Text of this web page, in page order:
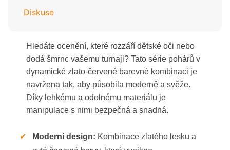
Diskuse
Hledáte ocenění, které rozzáří dětské oči nebo
dodá šmrnc vašemu turnaji? Tato série pohárů v
dynamické zlato-červené barevné kombinaci je
navržena tak, aby působila moderně a svěže.
Díky lehkému a odolnému materiálu je
manipulace s nimi bezpečná a snadná.
✔ Moderní design: Kombinace zlatého lesku a